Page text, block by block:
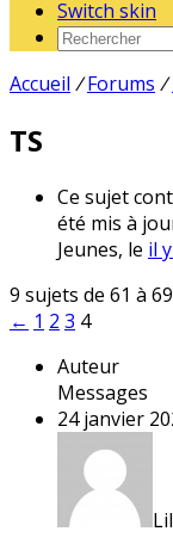
Switch skin
Accueil / Forums /
TS
Ce sujet
été mis à
Jeunes, le il
9 sujets de 61 à
← 1 2 3 4
Auteur
Messages
24 janvier